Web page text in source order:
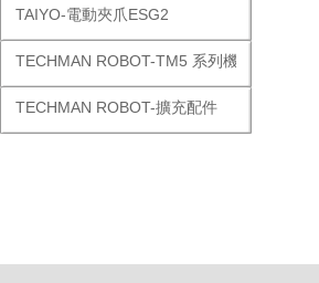
TAIYO-電動夾爪ESG2
TECHMAN ROBOT-TM5 系列機器人
TECHMAN ROBOT-擴充配件